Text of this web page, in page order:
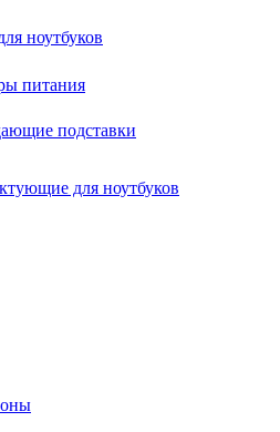
ноутбуков
питания
подставки
для ноутбуков